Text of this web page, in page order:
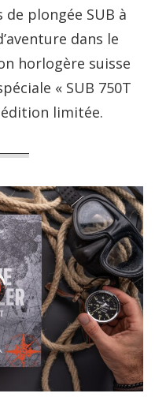
plongée SUB à
dans le
horlogère suisse
« SUB 750T
édition limitée.